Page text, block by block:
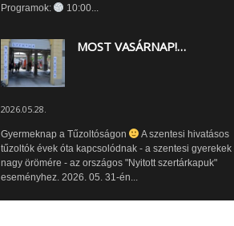
Programok:
10:00...
MOST VASÁRNAP!…
2026.05.28.
Gyermeknap a Tűzoltóságon
A szentesi hivatásos
tűzoltók évek óta kapcsolódnak - a szentesi gyerekek
nagy örömére - az országos "Nyitott szertárkapuk"
eseményhez. 2026. 05. 31-én...